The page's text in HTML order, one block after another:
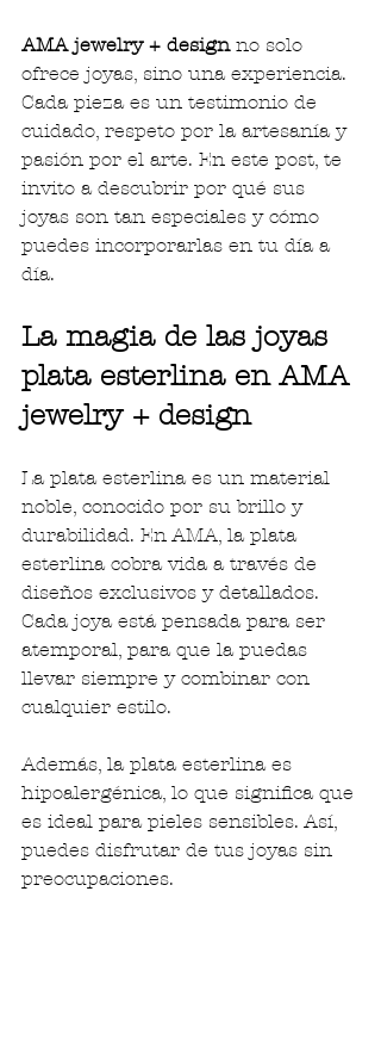
AMA jewelry + design no solo
ofrece joyas, sino una experiencia.
Cada pieza es un testimonio de
cuidado, respeto por la artesanía y
pasión por el arte. En este post, te
invito a descubrir por qué sus
joyas son tan especiales y cómo
puedes incorporarlas en tu día a
día.
La magia de las joyas
plata esterlina en AMA
jewelry + design
La plata esterlina es un material
noble, conocido por su brillo y
durabilidad. En AMA, la plata
esterlina cobra vida a través de
diseños exclusivos y detallados.
Cada joya está pensada para ser
atemporal, para que la puedas
llevar siempre y combinar con
cualquier estilo.
Además, la plata esterlina es
hipoalergénica, lo que significa que
es ideal para pieles sensibles. Así,
puedes disfrutar de tus joyas sin
preocupaciones.